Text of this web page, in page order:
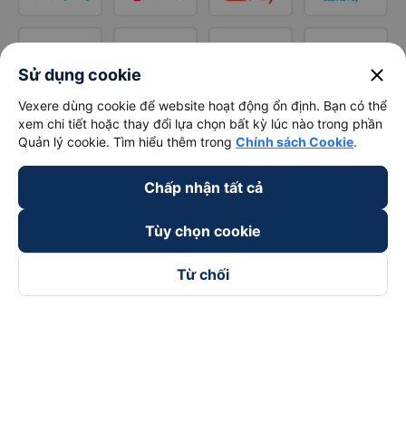
Sử dụng cookie close
Vexere dùng cookie để website hoạt động ổn định. Bạn có thể
xem chi tiết hoặc thay đổi lựa chọn bất kỳ lúc nào trong phần
Quản lý cookie. Tìm hiểu thêm trong Chính sách Cookie.
Chấp nhận tất cả
Tùy chọn cookie
Từ chối